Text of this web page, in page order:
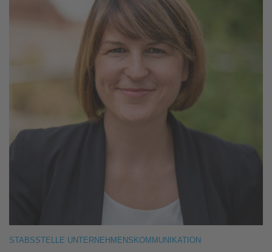
STABSSTELLE UNTERNEHMENSKOMMUNIKATION